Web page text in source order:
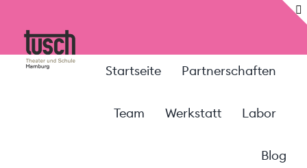
springen
Startseite Partnerschaften
Team Werkstatt Labor
Blog